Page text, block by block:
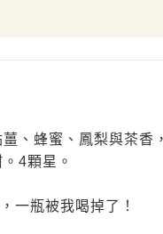
、蜂蜜、鳳梨與茶香
4顆星。
一瓶被我喝掉了！